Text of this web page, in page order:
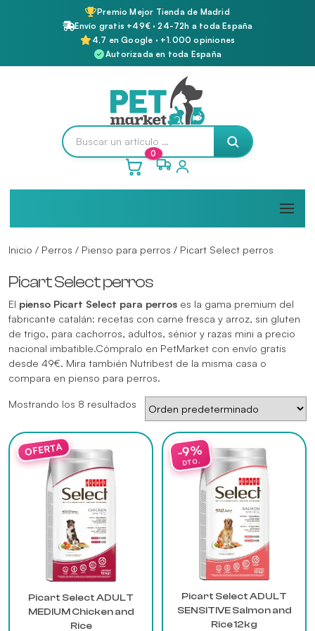
Premio Mejor Tienda de Madrid
Envío gratis +49€ · 24-72h a toda España
4,7 en Google · +1.000 opiniones
Autorizada en toda España
0
Inicio / Perros / Pienso para perros / Picart Select perros
Picart Select perros
El pienso Picart Select para perros es la gama premium del
fabricante catalán: recetas con carne fresca y arroz, sin gluten
de trigo, para cachorros, adultos, sénior y razas mini a precio
nacional imbatible.Cómpralo en PetMarket con envío gratis
desde 49€. Mira también Nutribest de la misma casa o
compara en pienso para perros.
Mostrando los 8 resultados
Picart Select ADULT
MEDIUM Chicken and
Rice
Este
producto
variantes.
opciones
Picart Select ADULT
SENSITIVE Salmon and
Rice 12kg